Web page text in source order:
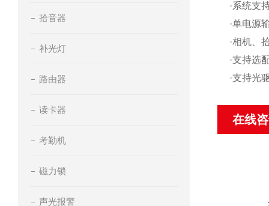
拾音器
补光灯
路由器
读卡器
考勤机
磁力锁
声光报警
·系统支
·单电源
·相机、
·支持选
·支持光
在线